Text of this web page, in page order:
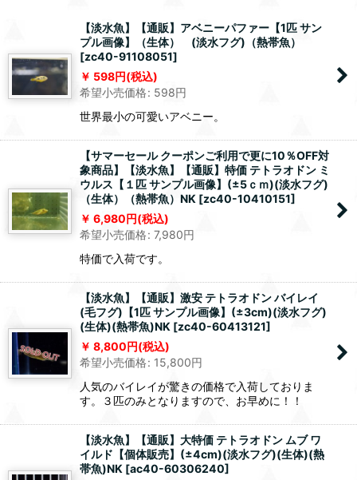
【淡水魚】【通販】アベニーパファー【1匹 サン
プル画像】（生体） (淡水フグ)（熱帯魚）
[zc40-91108051]
598円(税込)
希望小売価格: 598円
世界最小の可愛いアベニー。
【サマーセール クーポンご利用で更に10％OFF対
象商品】【淡水魚】【通販】特価 テトラオドン ミ
ウルス【１匹 サンプル画像】(±5ｃｍ)(淡水フグ)
（生体）（熱帯魚）NK [zc40-10410151]
6,980円(税込)
希望小売価格: 7,980円
特価で入荷です。
【淡水魚】【通販】激安 テトラオドン バイレイ
(毛フグ)【1匹 サンプル画像】(±3cm)(淡水フグ)
(生体)(熱帯魚)NK [zc40-60413121]
8,800円(税込)
希望小売価格: 15,800円
人気のバイレイが驚きの価格で入荷しておりま
す。３匹のみとなりますので、お早めに！！
【淡水魚】【通販】大特価 テトラオドン ムブ ワ
イルド【個体販売】(±4cm)(淡水フグ)(生体)(熱
帯魚)NK [ac40-60306240]